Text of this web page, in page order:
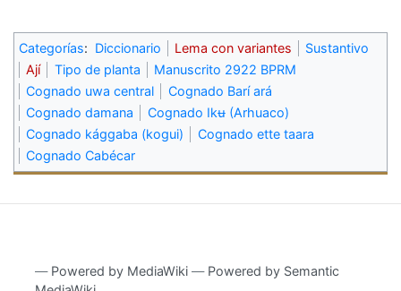
Categorías: Diccionario Lema con variantes
Sustantivo
Ají
Tipo de planta
Manuscrito 2922 BPRM
Cognado uwa central
Cognado Barí ará
Cognado damana
Cognado Ikʉ (Arhuaco)
Cognado kággaba (kogui)
Cognado ette taara
Cognado Cabécar
― Powered by MediaWiki ― Powered by Semantic